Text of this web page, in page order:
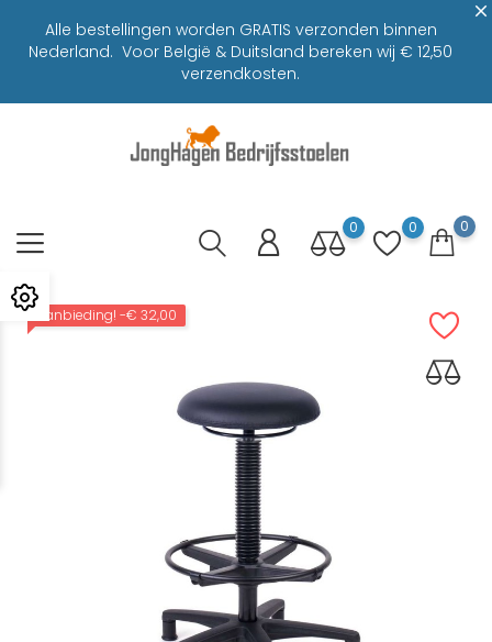
Alle bestellingen worden GRATIS verzonden binnen
Nederland. Voor België & Duitsland bereken wij € 12,50
verzendkosten.
0 0 0
Aanbieding! -€ 32,00